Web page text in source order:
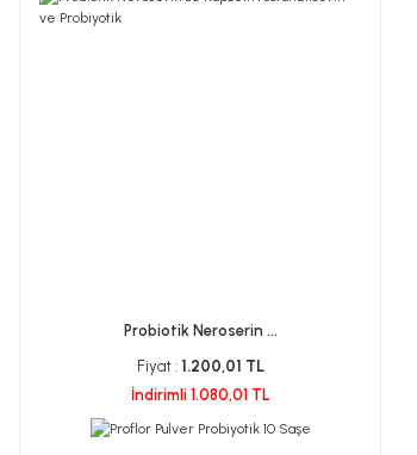
Probiotik Neroserin ...
Fiyat : 1.200,01 TL
İndirimli 1.080,01 TL